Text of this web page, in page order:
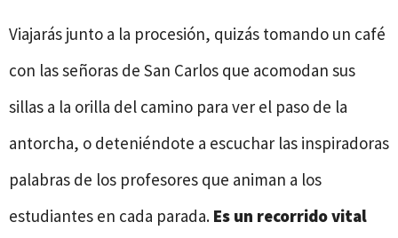
Viajarás junto a la procesión, quizás tomando un café
con las señoras de San Carlos que acomodan sus
sillas a la orilla del camino para ver el paso de la
antorcha, o deteniéndote a escuchar las inspiradoras
palabras de los profesores que animan a los
estudiantes en cada parada. Es un recorrido vital